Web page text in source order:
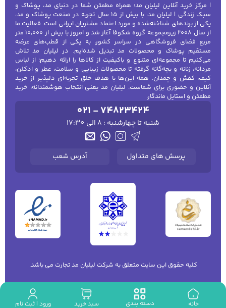
| مرکز خرید آنلاین لیلیان مد؛ همراه مطمئن شما در دنیای مد، پوشاک و
سبک زندگی | لیلیان مد، با بیش از ۱۵ سال تجربه در صنعت پوشاک و مد،
یکی از برندهای شناخته‌شده و مورد اعتماد مشتریان ایرانی است. فعالیت ما
از سال ۲۰۰۸ زیرمجموعه گروه شکوفا آغاز شد و امروز با بیش از ۱۰٬۰۰۰ متر
مربع فضای فروشگاهی در سراسر کشور، به یکی از قطب‌های عرضه
مستقیم پوشاک و محصولات مد تبدیل شده‌ایم. در لیلیان مد تلاش
می‌کنیم تا مجموعه‌ای متنوع و باکیفیت از کالاها را ارائه دهیم؛ از لباس
مردانه، زنانه و بچه‌گانه گرفته تا محصولات زیبایی و سلامت، عطر و ادکلن،
کیف، کفش و چمدان. همه این‌ها با هدف خلق تجربه‌ای دلپذیر از خرید
آنلاین و حضوری برای شماست. لیلیان مد یعنی انتخاب هوشمندانه، خرید
مطمئن و استایل ماندگار.
021 - 74823424
شنبه تا چهارشنبه : 8 الی 17:30
پرسش های متداول آدرس شعب
کلیه حقوق این سایت متعلق به شرکت لیلیان مد تجارت می باشد.
خانه دسته بندی سبد خرید ورود | ثبت نام